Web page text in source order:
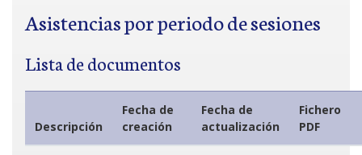
Asistencias por periodo de sesiones
Lista de documentos
Descripción
Fecha de
creación
Fecha de
actualización
Fichero
PDF